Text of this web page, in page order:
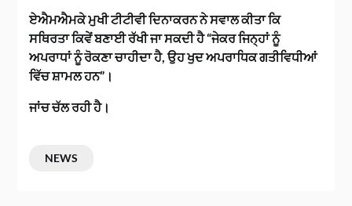
ਏਐਮਐਮਕੇ ਮੁਖੀ ਟੀਟੀਵੀ ਦਿਨਾਕਰਨ ਨੇ ਸਵਾਲ ਕੀਤਾ ਕਿ
ਸਥਿਰਤਾ ਕਿਵੇਂ ਬਣਾਈ ਰੱਖੀ ਜਾ ਸਕਦੀ ਹੈ “ਜੇਕਰ ਜਿਨ੍ਹਾਂ ਨੂੰ
ਅਪਰਾਧਾਂ ਨੂੰ ਰੋਕਣਾ ਚਾਹੀਦਾ ਹੈ, ਉਹ ਖੁਦ ਅਪਰਾਧਿਕ ਗਤੀਵਿਧੀਆਂ
ਵਿੱਚ ਸ਼ਾਮਲ ਹਨ”।
ਜਾਂਚ ਚੱਲ ਰਹੀ ਹੈ।
NEWS